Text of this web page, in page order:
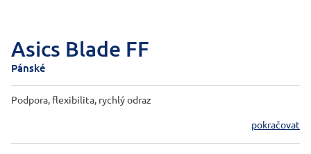
Asics Blade FF
Pánské
Podpora, flexibilita, rychlý odraz
pokračovat